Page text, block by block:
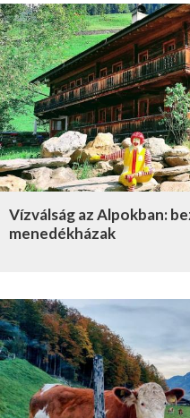
Vízválság az Alpokban:
menedékházak